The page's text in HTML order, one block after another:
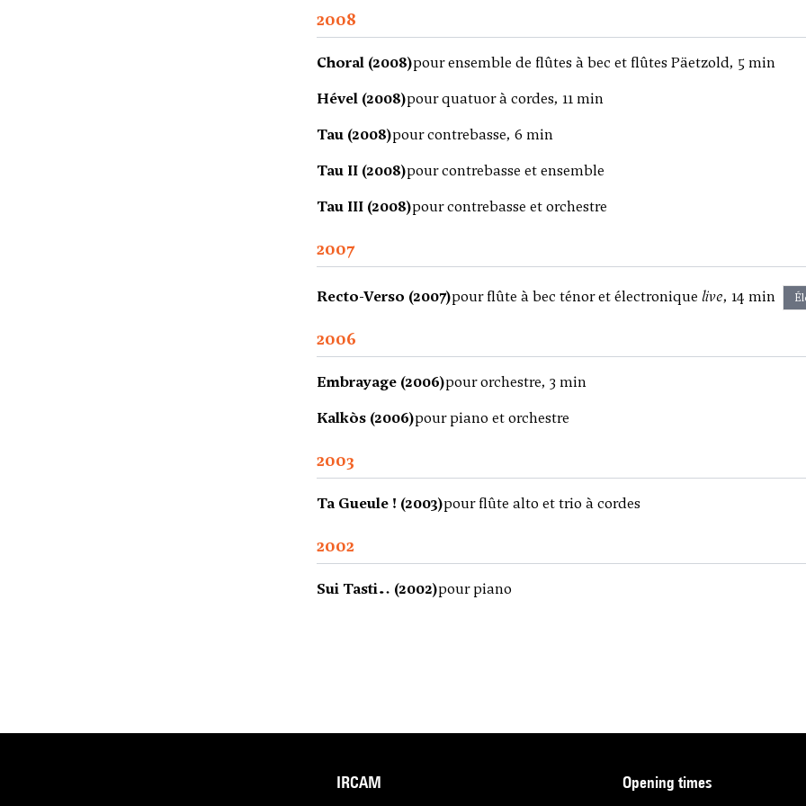
2008
Choral (2008)pour ensemble de flûtes à bec et flûtes Päetzold, 5 min
Hével (2008)pour quatuor à cordes, 11 min
Tau (2008)pour contrebasse, 6 min
Tau II (2008)pour contrebasse et ensemble
Tau III (2008)pour contrebasse et orchestre
2007
Recto-Verso (2007)pour flûte à bec ténor et électronique live, 14 min
2006
Embrayage (2006)pour orchestre, 3 min
Kalkòs (2006)pour piano et orchestre
2003
Ta Gueule ! (2003)pour flûte alto et trio à cordes
2002
Sui Tasti… (2002)pour piano
IRCAM opening times